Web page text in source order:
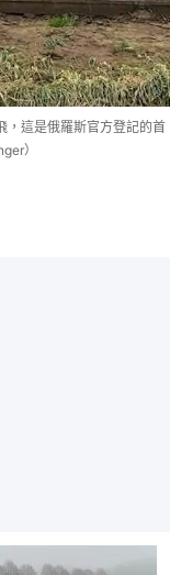
，這是俄羅斯官方登記的首
）